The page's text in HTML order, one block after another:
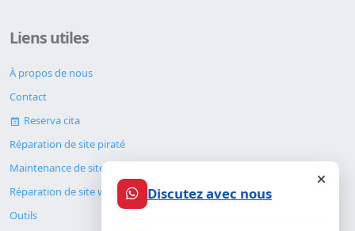
Liens utiles
À propos de nous
Contact
Reserva cita
Réparation de site piraté
Maintenance de site web
Réparation de site web
Outils
Discutez avec nous